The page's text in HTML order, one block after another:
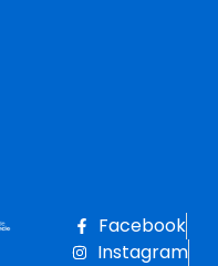
Facebook
Instagram